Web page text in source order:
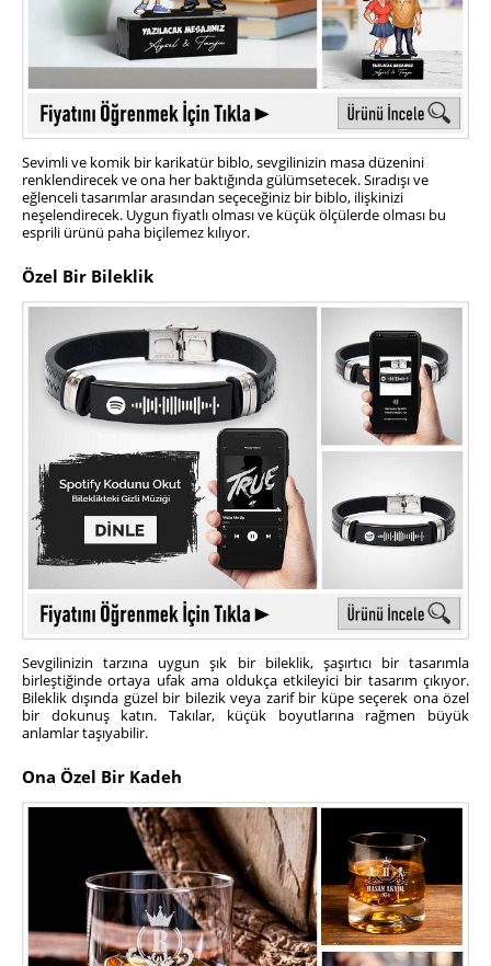
Sevimli ve komik bir karikatür biblo, sevgilinizin masa düzenini
renklendirecek ve ona her baktığında gülümsetecek. Sıradışı ve
eğlenceli tasarımlar arasından seçeceğiniz bir biblo, ilişkinizi
neşelendirecek. Uygun fiyatlı olması ve küçük ölçülerde olması bu
esprili ürünü paha biçilemez kılıyor.
Özel Bir Bileklik
Sevgilinizin tarzına uygun şık bir bileklik, şaşırtıcı bir tasarımla
birleştiğinde ortaya ufak ama oldukça etkileyici bir tasarım çıkıyor.
Bileklik dışında güzel bir bilezik veya zarif bir küpe seçerek ona özel
bir dokunuş katın. Takılar, küçük boyutlarına rağmen büyük
anlamlar taşıyabilir.
Ona Özel Bir Kadeh